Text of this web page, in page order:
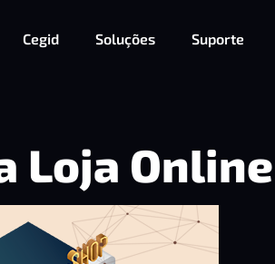
Cegid Soluções Suporte
Loja Online